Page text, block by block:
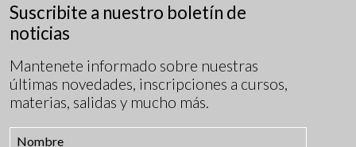
Suscribite a nuestro boletín de
noticias
Mantenete informado sobre nuestras
últimas novedades, inscripciones a cursos,
materias, salidas y mucho más.